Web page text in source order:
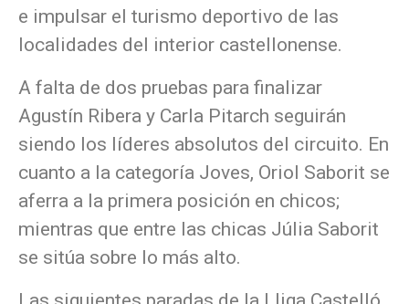
e impulsar el turismo deportivo de las
localidades del interior castellonense.
A falta de dos pruebas para finalizar
Agustín Ribera y Carla Pitarch seguirán
siendo los líderes absolutos del circuito. En
cuanto a la categoría Joves, Oriol Saborit se
aferra a la primera posición en chicos;
mientras que entre las chicas Júlia Saborit
se sitúa sobre lo más alto.